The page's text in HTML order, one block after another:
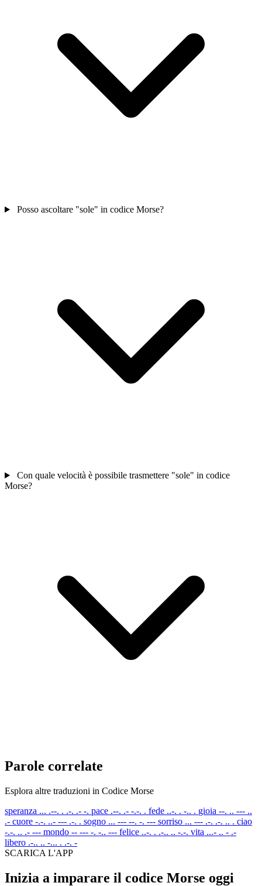
Posso ascoltare "sole" in codice Morse?
Con quale velocità è possibile trasmettere "sole" in codice
Morse?
Parole correlate
Esplora altre traduzioni in Codice Morse
speranza ... .--. . .-. .- -. pace .--. .- -.-. . fede ..-. . -.. . gioia --. .. --- ..
.- cuore -.-. ..- --- .-. . sogno ... --- --. -. --- sorriso ... --- .-. .-. .. . ciao
-.-. .. .- --- mondo -- --- -. -.. --- felice ..-. . .-.. .. -.-. vita ...- .. - .-
libero .-.. .. -... . .-. -
SCARICA L'APP
Inizia a imparare il codice Morse oggi